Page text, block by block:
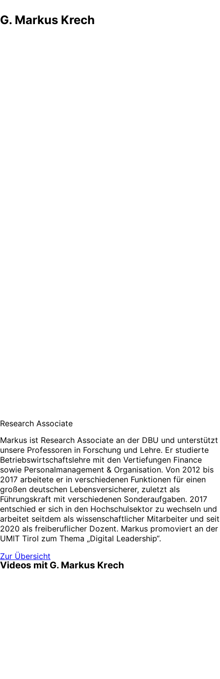
G. Markus Krech
Research Associate
Markus ist Research Associate an der DBU und unterstützt
unsere Professoren in Forschung und Lehre. Er studierte
Betriebswirtschaftslehre mit den Vertiefungen Finance
sowie Personalmanagement & Organisation. Von 2012 bis
2017 arbeitete er in verschiedenen Funktionen für einen
großen deutschen Lebensversicherer, zuletzt als
Führungskraft mit verschiedenen Sonderaufgaben. 2017
entschied er sich in den Hochschulsektor zu wechseln und
arbeitet seitdem als wissenschaftlicher Mitarbeiter und seit
2020 als freiberuflicher Dozent. Markus promoviert an der
UMIT Tirol zum Thema „Digital Leadership“.
Zur Übersicht
Videos mit G. Markus Krech